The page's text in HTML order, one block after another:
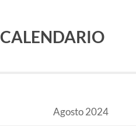
CALENDARIO
Agosto 2024